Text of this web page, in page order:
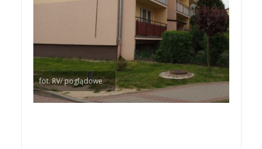
fot. RV/ poglądowe